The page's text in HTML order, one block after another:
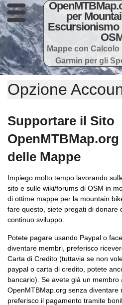
per
Escursionismo
Mappe con Calcolo
Garmin per gli
Opzione
Supportare il Sito
delle Mappe
Impiego molto tempo lavorando
sito e sulle wiki/forums di OSM in
di ottime mappe per la mountain
fare questo, siete pregati di donare
continuo sviluppo.
Potete pagare usando Paypal o
diventare membri, preferisco
Carta di Credito (tuttavia se non
paypal o carta di credito, potete
bancario). Se avete già un
OpenMTBMap.org senza diventare
preferisco il pagamento tramite